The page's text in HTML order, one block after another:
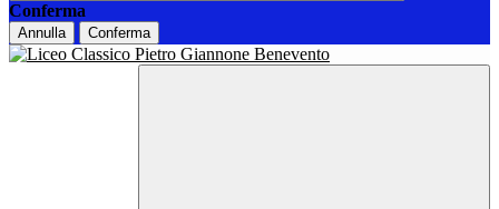
Conferma
Annulla Conferma